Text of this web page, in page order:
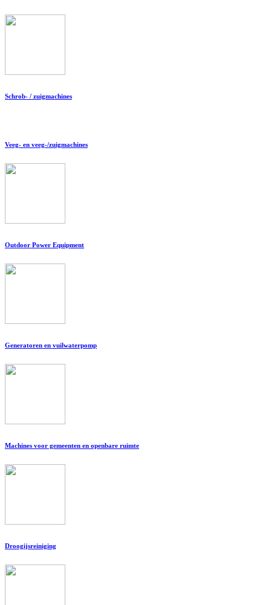
Schrob- / zuigmachines
Veeg- en veeg-/zuigmachines
Outdoor Power Equipment
Generatoren en vuilwaterpomp
Machines voor gemeenten en openbare ruimte
Droogijsreiniging